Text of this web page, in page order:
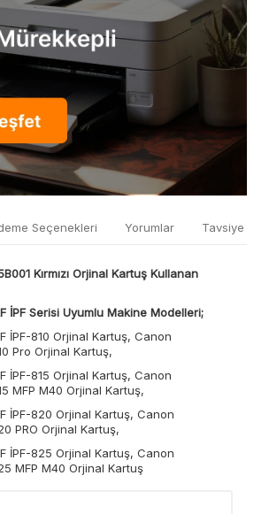
Seçenekleri Yorumlar Tavsiye
Kırmızı Orjinal Kartuş Kullanan
İPF Serisi Uyumlu Makine Modelleri;
İPF-810 Orjinal Kartuş, Canon
Pro Orjinal Kartuş,
İPF-815 Orjinal Kartuş, Canon
MFP M40 Orjinal Kartuş,
İPF-820 Orjinal Kartuş, Canon
PRO Orjinal Kartuş,
İPF-825 Orjinal Kartuş, Canon
MFP M40 Orjinal Kartuş